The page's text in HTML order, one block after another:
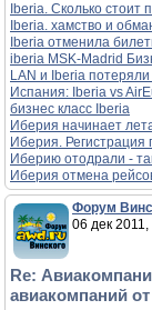
Iberia. Сколько стоит
Iberia. хамство и
Iberia отменила
iberia MSK-Madrid
LAN и Iberia
Испания: Iberia vs
бизнес класс Iberia
Иберия начинает
Иберия. Регистрация
Иберию отодрали -
Иберия отмена
Форум
06 дек
Re:
авиакомпаний